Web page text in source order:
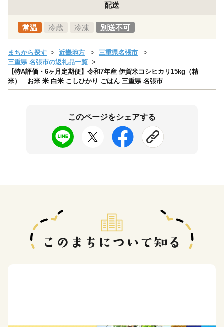
配送
常温 冷蔵 冷凍 別送不可
まちから探す 近畿地方
三重県名張市
三重県 名張市の返礼品一覧
【特A評価・6ヶ月定期便】令和7年産 伊賀米コシヒカリ15kg（精
米） お米 米 白米 こしひかり ごはん 三重県 名張市
このページをシェアする